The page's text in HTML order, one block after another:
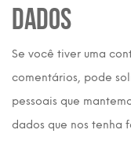
dados
Se você tiver uma
comentários, pode
pessoais que
dados que nos tenha